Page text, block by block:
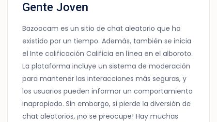
Gente Joven
Bazoocam es un sitio de chat aleatorio que ha
existido por un tiempo. Además, también se inicia
el Inte calificación Calificia en línea en el alboroto.
La plataforma incluye un sistema de moderación
para mantener las interacciones más seguras, y
los usuarios pueden informar un comportamiento
inapropiado. Sin embargo, si pierde la diversión de
chat aleatorios, ¡no se preocupe! Hay muchas